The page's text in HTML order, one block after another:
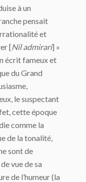
à un
pensait
et
[Nil admirari] »
écrit fameux et
du Grand
le suspectant
cette époque
comme la
de la tonalité,
sont de
vue de sa
de l’humeur (la